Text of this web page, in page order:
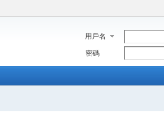
用戶名
密碼